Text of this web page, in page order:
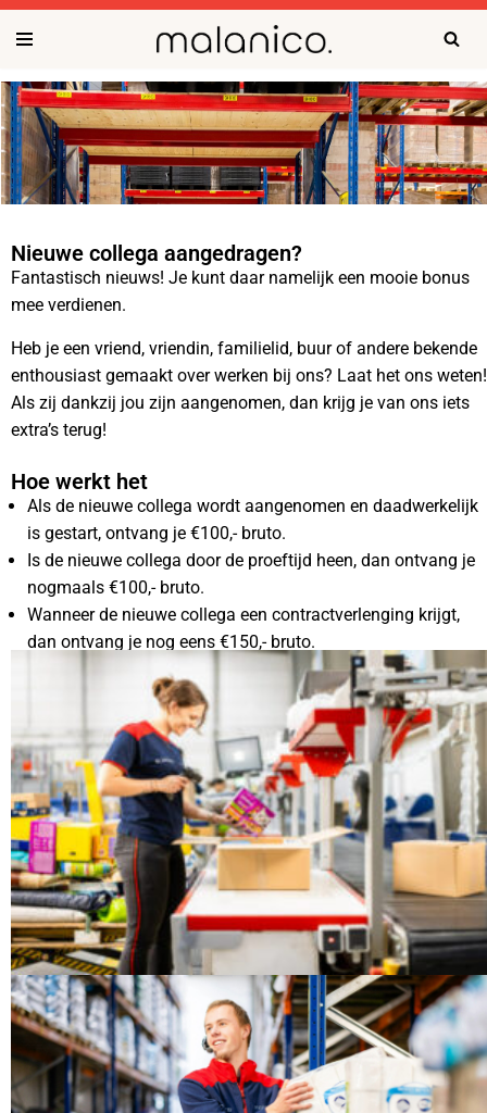
naar
de
inhoud
Nieuwe collega aangedragen?
Fantastisch nieuws! Je kunt daar namelijk een mooie bonus
mee verdienen.
Heb je een vriend, vriendin, familielid, buur of andere bekende
enthousiast gemaakt over werken bij ons? Laat het ons weten!
Als zij dankzij jou zijn aangenomen, dan krijg je van ons iets
extra’s terug!
Hoe werkt het
Als de nieuwe collega wordt aangenomen en daadwerkelijk
is gestart, ontvang je €100,- bruto.
Is de nieuwe collega door de proeftijd heen, dan ontvang je
nogmaals €100,- bruto.
Wanneer de nieuwe collega een contractverlenging krijgt,
dan ontvang je nog eens €150,- bruto.